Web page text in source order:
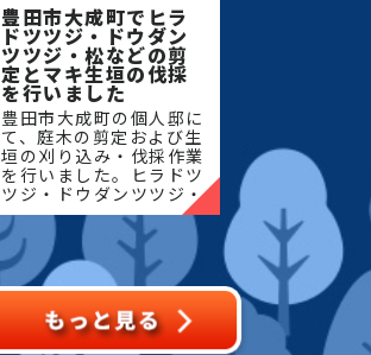
豊田市大成町でヒラ
ドツツジ・ドウダン
ツツジ・松などの剪
定とマキ生垣の伐採
を行いました
豊田市大成町の個人邸に
て、庭木の剪定および生
垣の刈り込み・伐採作業
を行いました。ヒラドツ
ツジ・ドウダンツツジ・
マキの生垣、松、キンモ
クセイなど、地域の住宅
でよく植栽される樹種を
中心に、樹形を整えなが
ら